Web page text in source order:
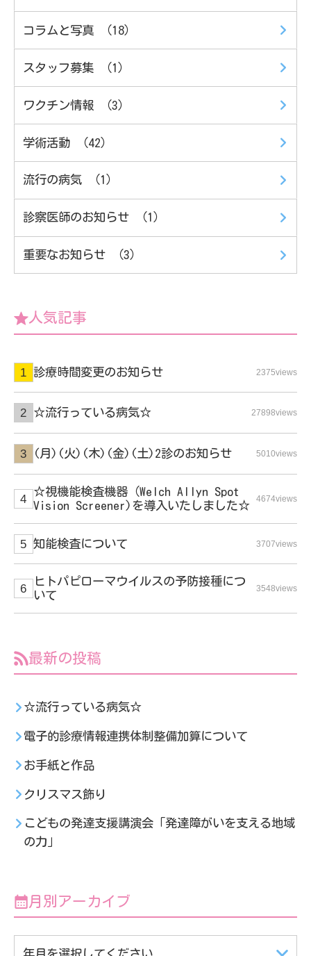
コラムと写真 （18）
スタッフ募集 （1）
ワクチン情報 （3）
学術活動 （42）
流行の病気 （1）
診察医師のお知らせ （1）
重要なお知らせ （3）
人気記事
診療時間変更のお知らせ 2375views
☆流行っている病気☆ 27898views
(月)(火)(木)(金)(土)2診のお知らせ 5010views
☆視機能検査機器（Welch Allyn Spot
Vision Screener)を導入いたしました☆
4674views
知能検査について 3707views
ヒトパピローマウイルスの予防接種につ
いて
3548views
最新の投稿
☆流行っている病気☆
電子的診療情報連携体制整備加算について
お手紙と作品
クリスマス飾り
こどもの発達支援講演会「発達障がいを支える地域
の力」
月別アーカイブ